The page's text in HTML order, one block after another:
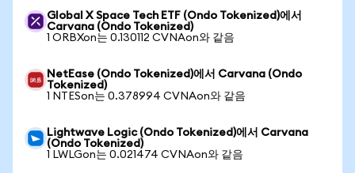
Global X Space Tech ETF (Ondo Tokenized)에서
Carvana (Ondo Tokenized)
1 ORBXon는 0.130112 CVNAon와 같음
NetEase (Ondo Tokenized)에서 Carvana (Ondo
Tokenized)
1 NTESon는 0.378994 CVNAon와 같음
Lightwave Logic (Ondo Tokenized)에서 Carvana
(Ondo Tokenized)
1 LWLGon는 0.021474 CVNAon와 같음